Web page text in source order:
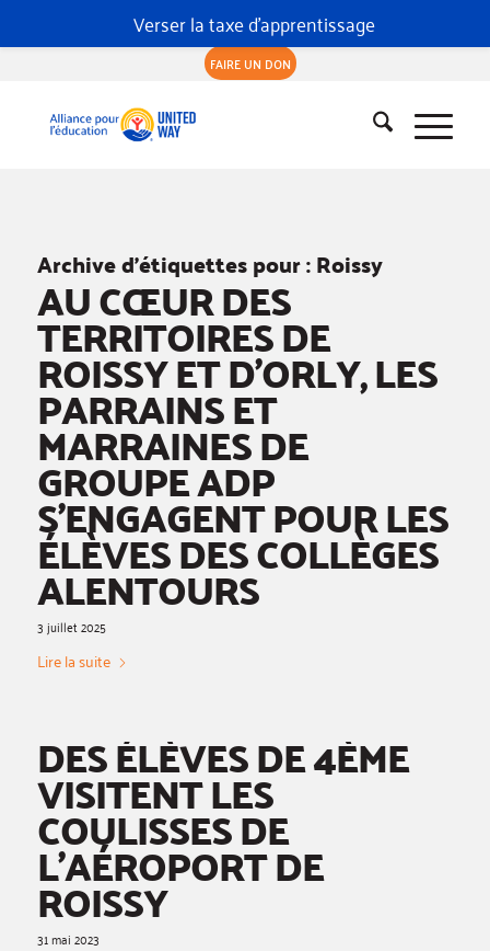
FAIRE UN DON
Archive d’étiquettes pour :Roissy
AU CŒUR DES
TERRITOIRES DE
ROISSY ET D’ORLY, LES
PARRAINS ET
MARRAINES DE
GROUPE ADP
S’ENGAGENT POUR LES
ÉLÈVES DES COLLÈGES
ALENTOURS
3 juillet 2025
Lire la suite
DES ÉLÈVES DE 4ÈME
VISITENT LES
COULISSES DE
L’AÉROPORT DE
ROISSY
31 mai 2023
Verser la taxe d'apprentissage